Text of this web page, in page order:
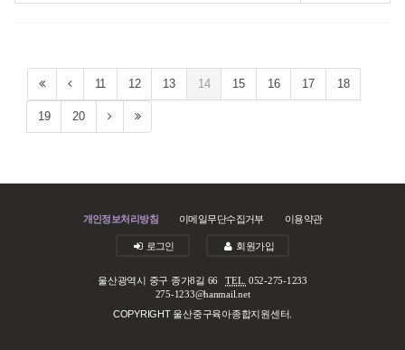
11 12 13 14 15 16 17 18
19 20
개인정보처리방침 이메일무단수집거부 이용약관
로그인 회원가입
울산광역시 중구 종가8길 66TEL. 052-275-1233
275-1233@hanmail.net
COPYRIGHT 울산중구육아종합지원센터.